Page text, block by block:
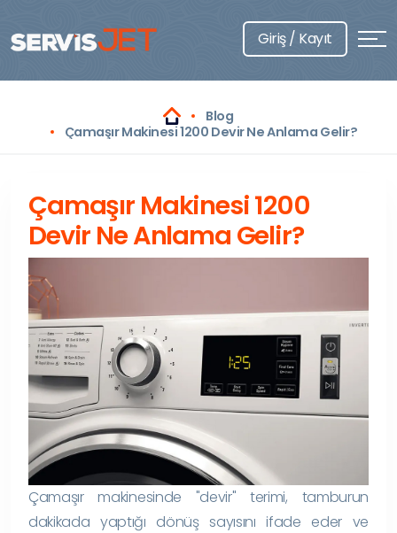
Giriş / Kayıt
Blog
Çamaşır Makinesi 1200 Devir Ne Anlama Gelir?
Çamaşır Makinesi 1200
Devir Ne Anlama Gelir?
Çamaşır makinesinde "devir" terimi, tamburun
dakikada yaptığı dönüş sayısını ifade eder ve